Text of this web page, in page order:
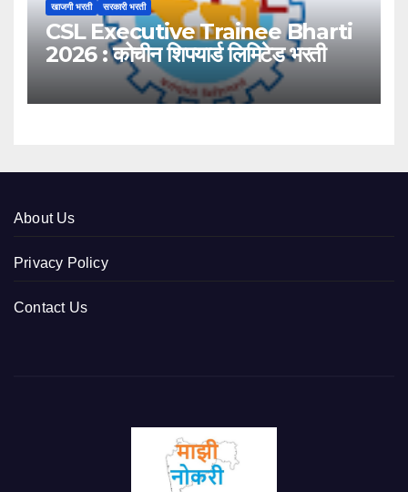
खाजगी भरती सरकारी भरती
CSL Executive Trainee Bharti
2026 : कोचीन शिपयार्ड लिमिटेड भरती
About Us
Privacy Policy
Contact Us